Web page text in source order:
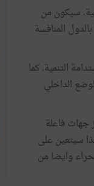
سيكون من
المنافسة
التنمية. كما
الداخلي
جهات فاعلة
سيتعين على
وايضا من